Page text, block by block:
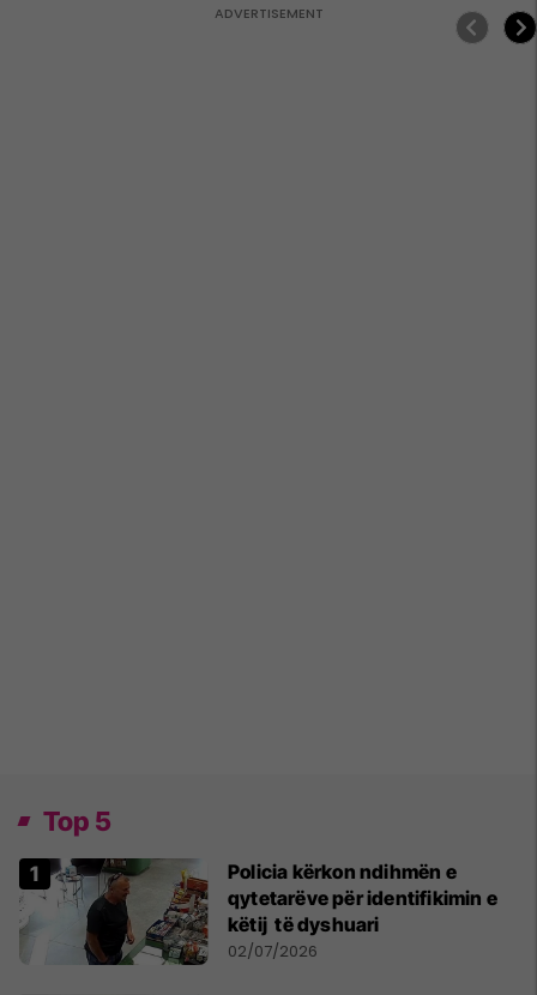
Top 5
Policia kërkon ndihmën e
qytetarëve për identifikimin e
këtij të dyshuari
02/07/2026